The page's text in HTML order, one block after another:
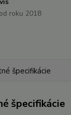
roku 2018
špecifikácie
špecifikácie